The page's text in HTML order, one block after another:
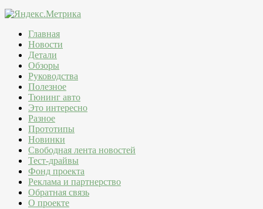
Главная
Новости
Детали
Обзоры
Руководства
Полезное
Тюнинг авто
Это интересно
Разное
Прототипы
Новинки
Свободная лента новостей
Тест-драйвы
Фонд проекта
Реклама и партнерство
Обратная связь
О проекте